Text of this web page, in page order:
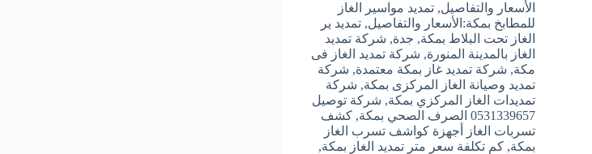
الأسعار والتفاصيل, تمديد مواسير الغاز
للمطابخ بمكة:الأسعار والتفاصيل, تمديد ير
الغاز تحت البلاط بمكة, جدة, شركة تمديد
الغاز بالمدينة المنورة, شركة تمديد الغاز فى
مكة, شركة تمديد غاز بمكة معتمدة, شركة
تمديد وصيانة الغاز المركزى بمكة, شركة
تمديدات الغاز المركزي بمكة, شركة توصيل
0531339657 الصرف الصحي بمكة
, كشف
تسربات الغاز أجهزة كواشف تسرب الغاز
بمكة, كم تكلفة سعر متر تمديد الغاز بمكة,